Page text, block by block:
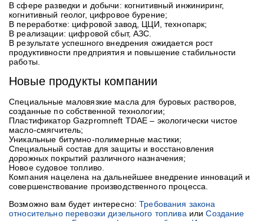
В сфере разведки и добычи: когнитивный инжиниринг,
когнитивный геолог, цифровое бурение;
В переработке: цифровой завод, ЦЦИ, технопарк;
В реализации: цифровой сбыт, АЗС.
В результате успешного внедрения ожидается рост
продуктивности предприятия и повышение стабильности
работы.
Новые продукты компании
Специальные маловязкие масла для буровых растворов,
созданные по собственной технологии;
Пластификатор Gazpromneft TDAE – экологически чистое
масло-смягчитель;
Уникальные битумно-полимерные мастики;
Специальный состав для защиты и восстановления
дорожных покрытий различного назначения;
Новое судовое топливо.
Компания нацелена на дальнейшее внедрение инноваций и
совершенствование производственного процесса.
Возможно вам будет интересно:Требования закона
относительно перевозки дизельного топлива илиСоздание